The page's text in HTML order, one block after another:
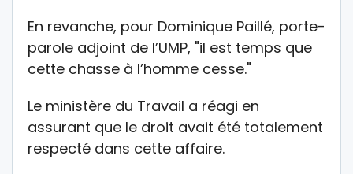
En revanche, pour Dominique Paillé, porte-
parole adjoint de l’UMP, "il est temps que
cette chasse à l’homme cesse."
Le ministère du Travail a réagi en
assurant que le droit avait été totalement
respecté dans cette affaire.